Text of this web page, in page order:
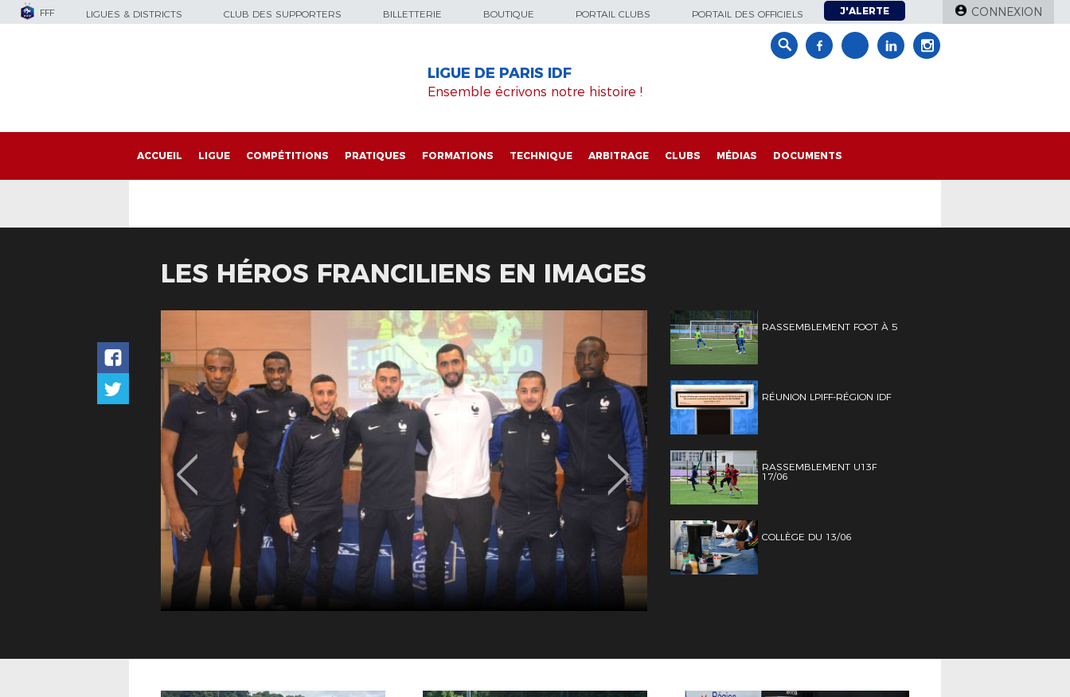
FFF LIGUES & DISTRICTS CLUB DES SUPPORTERS BILLETTERIE BOUTIQUE PORTAIL CLUBS PORTAIL DES OFFICIELS J'ALERTE CONNEXION
LIGUE DE PARIS IDF
Ensemble écrivons notre histoire !
ACCUEIL LIGUE COMPÉTITIONS PRATIQUES FORMATIONS TECHNIQUE ARBITRAGE CLUBS MÉDIAS DOCUMENTS
LES HÉROS FRANCILIENS EN IMAGES
RASSEMBLEMENT FOOT À 5
RÉUNION LPIFF-RÉGION IDF
RASSEMBLEMENT U13F
17/06
COLLÈGE DU 13/06